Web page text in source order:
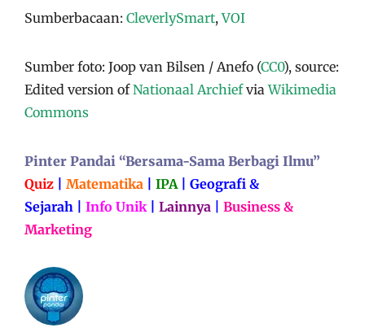
Sumberbacaan: CleverlySmart,VOI
Sumber foto: Joop van Bilsen / Anefo (CC0), source:
Edited version ofNationaal ArchiefviaWikimedia
Commons
Pinter Pandai “Bersama-Sama Berbagi Ilmu”
Quiz
Matematika IPA
Geografi &
Sejarah
Info Unik Lainnya
Business &
Marketing